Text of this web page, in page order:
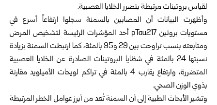
لقياس بروتينات مرتبطة بتضرر الخلايا العصبية.
وأظهرت البيانات أن المصابين بالسمنة سجلوا ارتفاعاً أسرع في
مستويات بروتين pTau217 أحد المؤشرات الرئيسة لتشخيص المرض
ومتابعته بنسب تراوحت بين 29 و95 بالمئة، كما ارتبطت السمنة بزيادة
نسبتها 24 بالمئة في شظايا البروتينات الصادرة عن الخلايا العصبية
المتضررة، وارتفاع يقارب 4 بالمئة في تراكم لويحات الأميلويد مقارنة
بذوي الوزن الصحي.
وتشير الأبحاث الطبية إلى أن السمنة تُعد من أبرز عوامل الخطر المرتبطة